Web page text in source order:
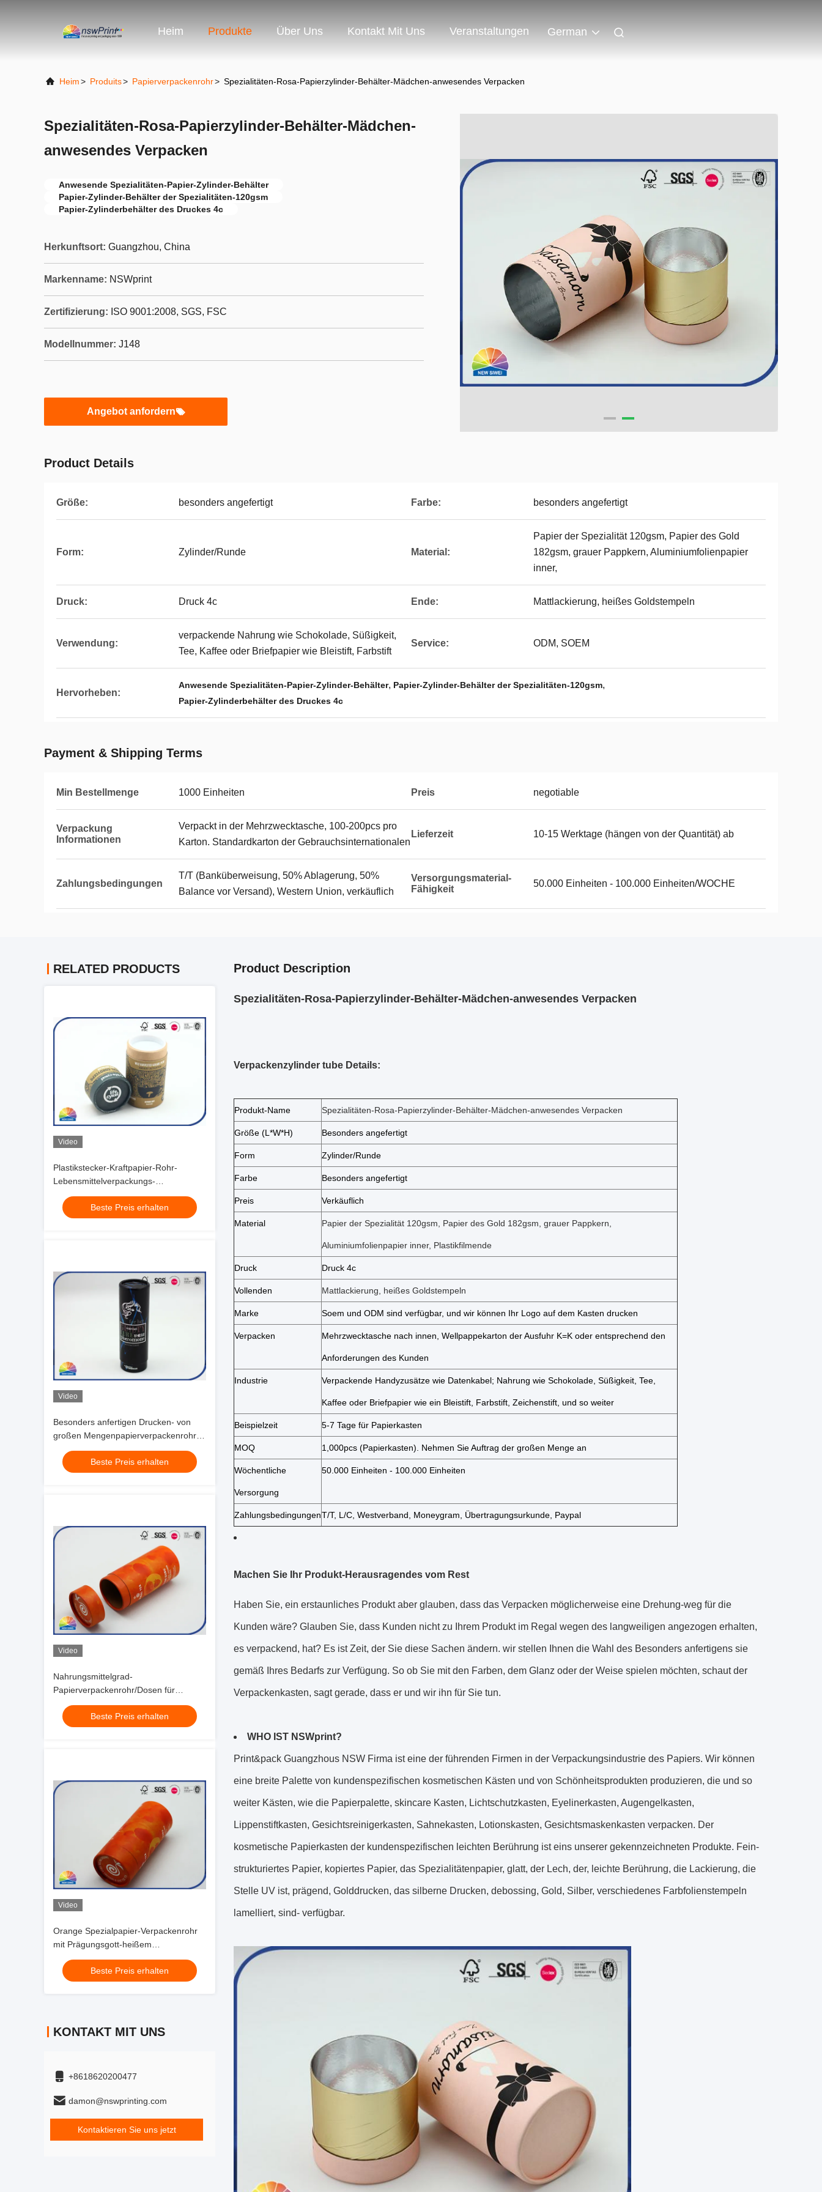
Heim Produkte Über Uns Kontakt Mit Uns Veranstaltungen German
Heim> Produits> Papierverpackenrohr> Spezialitäten-Rosa-Papierzylinder-Behälter-Mädchen-anwesendes Verpacken
Spezialitäten-Rosa-Papierzylinder-Behälter-Mädchen-
anwesendes Verpacken
Anwesende Spezialitäten-Papier-Zylinder-Behälter
Papier-Zylinder-Behälter der Spezialitäten-120gsm
Papier-Zylinderbehälter des Druckes 4c
Herkunftsort: Guangzhou, China
Markenname: NSWprint
Zertifizierung: ISO 9001:2008, SGS, FSC
Modellnummer: J148
Angebot anfordern
Product Details
Größe: besonders angefertigt Farbe: besonders angefertigt
Form: Zylinder/Runde Material:
Papier der Spezialität 120gsm, Papier des Gold
182gsm, grauer Pappkern, Aluminiumfolienpapier
inner,
Druck: Druck 4c Ende: Mattlackierung, heißes Goldstempeln
Verwendung:
verpackende Nahrung wie Schokolade, Süßigkeit,
Tee, Kaffee oder Briefpapier wie Bleistift, Farbstift
Service: ODM, SOEM
Hervorheben:
Anwesende Spezialitäten-Papier-Zylinder-Behälter, Papier-Zylinder-Behälter der Spezialitäten-120gsm,
Papier-Zylinderbehälter des Druckes 4c
Payment & Shipping Terms
Min Bestellmenge 1000 Einheiten Preis negotiable
Verpackung
Informationen
Verpackt in der Mehrzwecktasche, 100-200pcs pro
Karton. Standardkarton der Gebrauchsinternationalen
Lieferzeit 10-15 Werktage (hängen von der Quantität) ab
Zahlungsbedingungen
T/T (Banküberweisung, 50% Ablagerung, 50%
Balance vor Versand), Western Union, verkäuflich
Versorgungsmaterial-
Fähigkeit
50.000 Einheiten - 100.000 Einheiten/WOCHE
RELATED PRODUCTS
Video
Plastikstecker-Kraftpapier-Rohr-
Lebensmittelverpackungs-
Aluminiumfolie nach innen
Beste Preis erhalten
Video
Besonders anfertigen Drucken- von
großen Mengenpapierverpackenrohr-
Schwarz-Pappzylinder-Kasten Soem-
Logos
Beste Preis erhalten
Video
Nahrungsmittelgrad-
Papierverpackenrohr/Dosen für
Haustier-Gesundheits-Produkt-
kundenspezifisches Drucken
Beste Preis erhalten
Video
Orange Spezialpapier-Verpackenrohr
mit Prägungsgott-heißem
stempelndem Drucken
Beste Preis erhalten
KONTAKT MIT UNS
+8618620200477
damon@nswprinting.com
Kontaktieren Sie uns jetzt
Product Description
Spezialitäten-Rosa-Papierzylinder-Behälter-Mädchen-anwesendes Verpacken
Verpackenzylinder tube Details:
Produkt-Name Spezialitäten-Rosa-Papierzylinder-Behälter-Mädchen-anwesendes Verpacken
Größe (L*W*H) Besonders angefertigt
Form Zylinder/Runde
Farbe Besonders angefertigt
Preis Verkäuflich
Material Papier der Spezialität 120gsm, Papier des Gold 182gsm, grauer Pappkern,
Aluminiumfolienpapier inner, Plastikfilmende
Druck Druck 4c
Vollenden Mattlackierung, heißes Goldstempeln
Marke Soem und ODM sind verfügbar, und wir können Ihr Logo auf dem Kasten drucken
Verpacken Mehrzwecktasche nach innen, Wellpappekarton der Ausfuhr K=K oder entsprechend den
Anforderungen des Kunden
Industrie Verpackende Handyzusätze wie Datenkabel; Nahrung wie Schokolade, Süßigkeit, Tee,
Kaffee oder Briefpapier wie ein Bleistift, Farbstift, Zeichenstift, und so weiter
Beispielzeit 5-7 Tage für Papierkasten
MOQ 1,000pcs (Papierkasten). Nehmen Sie Auftrag der großen Menge an
Wöchentliche
Versorgung
50.000 Einheiten - 100.000 Einheiten
ZahlungsbedingungenT/T, L/C, Westverband, Moneygram, Übertragungsurkunde, Paypal
Machen Sie Ihr Produkt-Herausragendes vom Rest
Haben Sie, ein erstaunliches Produkt aber glauben, dass das Verpacken möglicherweise eine Drehung-weg für die
Kunden wäre? Glauben Sie, dass Kunden nicht zu Ihrem Produkt im Regal wegen des langweiligen angezogen erhalten,
es verpackend, hat? Es ist Zeit, der Sie diese Sachen ändern. wir stellen Ihnen die Wahl des Besonders anfertigens sie
gemäß Ihres Bedarfs zur Verfügung. So ob Sie mit den Farben, dem Glanz oder der Weise spielen möchten, schaut der
Verpackenkasten, sagt gerade, dass er und wir ihn für Sie tun.
WHO IST NSWprint?
Print&pack Guangzhous NSW Firma ist eine der führenden Firmen in der Verpackungsindustrie des Papiers. Wir können
eine breite Palette von kundenspezifischen kosmetischen Kästen und von Schönheitsprodukten produzieren, die und so
weiter Kästen, wie die Papierpalette, skincare Kasten, Lichtschutzkasten, Eyelinerkasten, Augengelkasten,
Lippenstiftkasten, Gesichtsreinigerkasten, Sahnekasten, Lotionskasten, Gesichtsmaskenkasten verpacken. Der
kosmetische Papierkasten der kundenspezifischen leichten Berührung ist eins unserer gekennzeichneten Produkte. Fein-
strukturiertes Papier, kopiertes Papier, das Spezialitätenpapier, glatt, der Lech, der, leichte Berührung, die Lackierung, die
Stelle UV ist, prägend, Golddrucken, das silberne Drucken, debossing, Gold, Silber, verschiedenes Farbfolienstempeln
lamelliert, sind- verfügbar.